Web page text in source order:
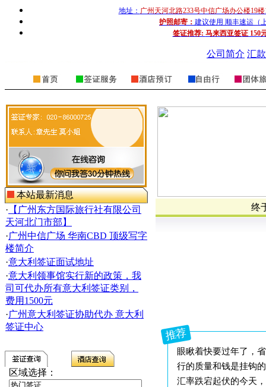
地址： 广州天河北路233号中信广场办公楼19
护照邮寄： 建议使用 顺丰速运（
签证推荐: 马来西亚签证 150
公司简介 汇
本站最新消息
· 【广州东方国际旅行社有限公司
天河北门市部】
·广州中信广场 华南CBD 顶级写字
楼简介
·意大利签证面试地址
·意大利领事馆实行新的政策，我
司可代办所有意大利签证类别，
费用1500元
·广州意大利签证协助代办 意大利
签证中心
区域选择：
终
推荐
眼瞅着快要过年了，
行的质量和钱是挂钩
汇率跌宕起伏的今天